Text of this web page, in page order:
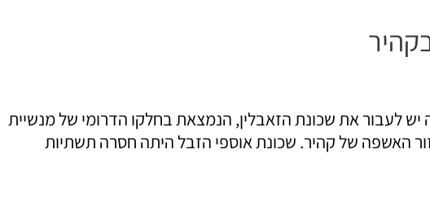
הסנדלר מוקדשת לקדוש קופטי בן המאה ה10. כדי להגיע לכנסיה יש לעבור את שכונת הזאבלין, הנמצאת בחלקו הדרומי של מנשיית
היא ש20,000-30,000 עוסקים באיסוף מיון ומחזור האשפה של קהיר. שכונת אוספי הזבל היתה חסרה תשתיות